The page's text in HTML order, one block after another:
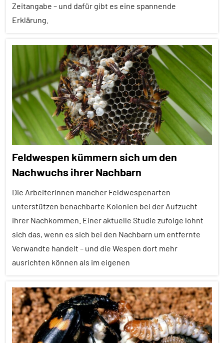
Insekten
Spezies
Säugetiere
Wirbellose
Wirbeltiere
Zeitangabe – und dafür gibt es eine spannende
Erklärung.
Alle
Tiergruppen
Insekten
Tierquiz
Feldwespen kümmern sich um den
Nachwuchs ihrer Nachbarn
Die Arbeiterinnen mancher Feldwespenarten
unterstützen benachbarte Kolonien bei der Aufzucht
ihrer Nachkommen. Einer aktuelle Studie zufolge lohnt
sich das, wenn es sich bei den Nachbarn um entfernte
Verwandte handelt – und die Wespen dort mehr
ausrichten können als im eigenen
Alle
Artikel
Alle
Themen